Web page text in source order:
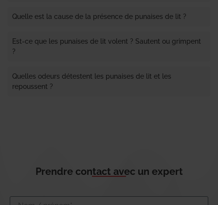
Quelle est la cause de la présence de punaises de lit ?
Est-ce que les punaises de lit volent ? Sautent ou grimpent
?
Quelles odeurs détestent les punaises de lit et les
repoussent ?
Prendre contact avec un expert